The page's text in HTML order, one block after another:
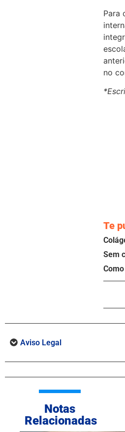
Para
no
Te
Sem
Aviso Legal
Notas
Relacionadas